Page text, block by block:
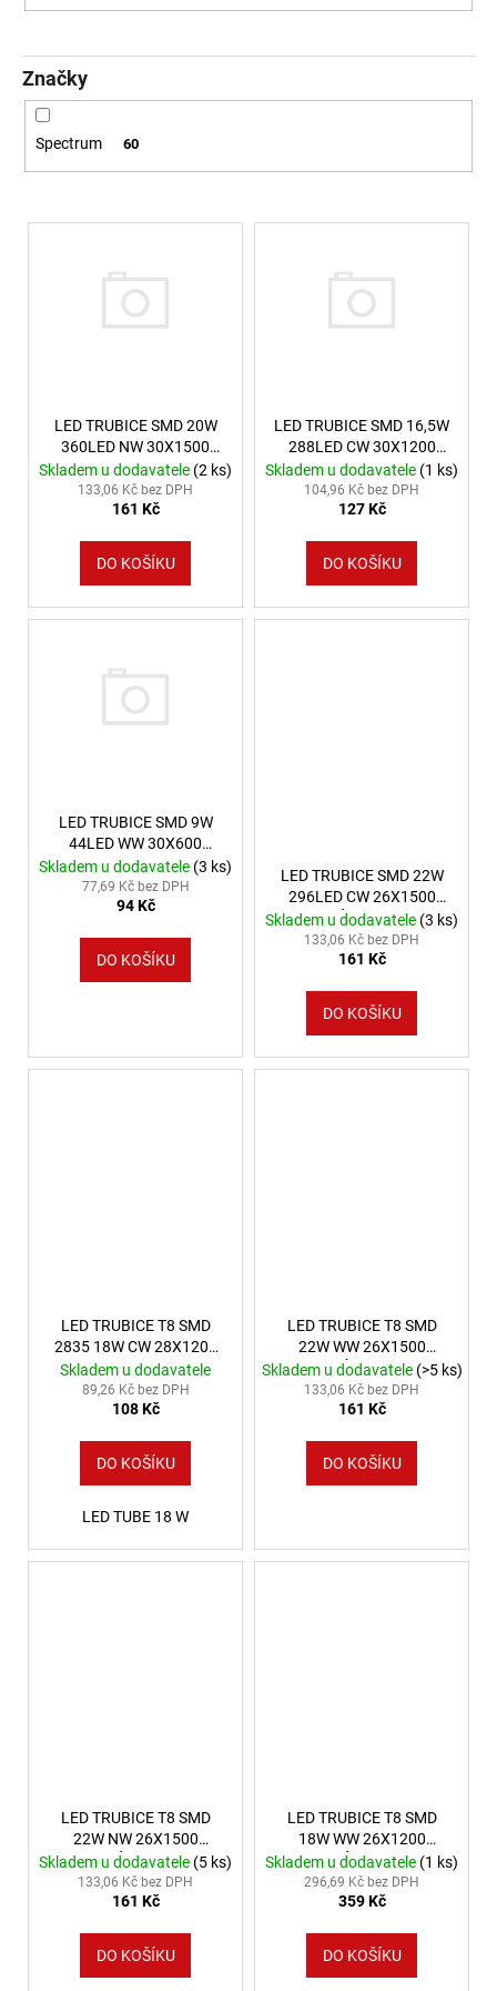
Značky
Spectrum 60
Výpis produktů
LED TRUBICE SMD 20W
360LED NW 30X1500
SPECTRUM SQ
Skladem u dodavatele (2 ks)
133,06 Kč bez DPH
161 Kč
DO KOŠÍKU
LED TRUBICE SMD 16,5W
288LED CW 30X1200
SPECTRUM SQ
Skladem u dodavatele (1 ks)
104,96 Kč bez DPH
127 Kč
DO KOŠÍKU
LED TRUBICE SMD 9W
44LED WW 30X600
SPECTRUM SQ
Skladem u dodavatele (3 ks)
77,69 Kč bez DPH
94 Kč
DO KOŠÍKU
LED TRUBICE SMD 22W
296LED CW 26X1500
MATNÉ SPEKTRUM
Skladem u dodavatele (3 ks)
133,06 Kč bez DPH
161 Kč
DO KOŠÍKU
LED TRUBICE T8 SMD
2835 18W CW 28X1200
GLASS SPECTRUM
Skladem u dodavatele
89,26 Kč bez DPH
108 Kč
DO KOŠÍKU
LED TUBE 18 W
LED TRUBICE T8 SMD
22W WW 26X1500
MATNÁ 1 STRANA
VÝKONOVÉ SPEKTRUM
Skladem u dodavatele (>5 ks)
133,06 Kč bez DPH
161 Kč
DO KOŠÍKU
LED TRUBICE T8 SMD
22W NW 26X1500
MATNÉ 1 STRANA
VÝKONOVÉ SPEKTRUM
Skladem u dodavatele (5 ks)
133,06 Kč bez DPH
161 Kč
DO KOŠÍKU
LED TRUBICE T8 SMD
18W WW 26X1200
MATNÉ 1 STRANA
VÝKONOVÉ SPEKTRUM
Skladem u dodavatele (1 ks)
296,69 Kč bez DPH
359 Kč
DO KOŠÍKU
Kč